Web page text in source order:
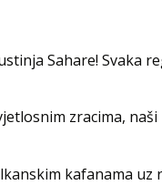
Sahare! Svaka
zracima,
kafanama uz